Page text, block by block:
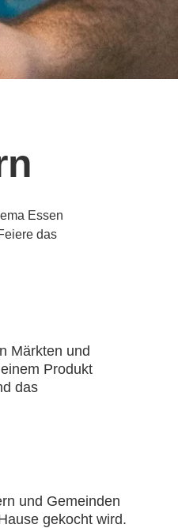
Essen
das
Märkten und
Produkt
das
und Gemeinden
gekocht wird.